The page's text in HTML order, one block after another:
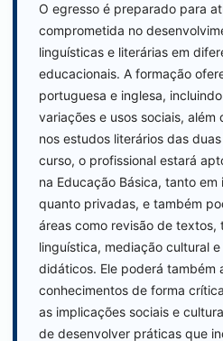
O egresso é preparado para
comprometida no
linguísticas e literárias em
educacionais. A formação
portuguesa e inglesa,
variações e usos sociais,
nos estudos literários das
curso, o profissional estará
na Educação Básica, tanto
quanto privadas, e também
áreas como revisão de textos,
linguística, mediação cultural
didáticos. Ele poderá também
conhecimentos de forma
as implicações sociais e
de desenvolver práticas que